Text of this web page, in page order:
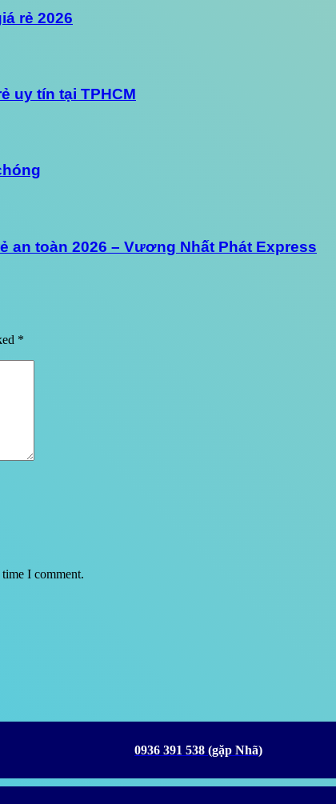
rẻ 2026
uy tín tại TPHCM
an toàn 2026 – Vương Nhất Phát Express
*
I comment.
0936 391 538 (gặp Nhã)